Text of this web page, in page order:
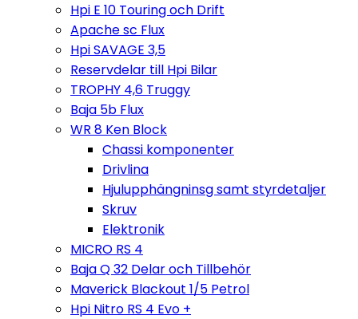
Hpi E 10 Touring och Drift
Apache sc Flux
Hpi SAVAGE 3,5
Reservdelar till Hpi Bilar
TROPHY 4,6 Truggy
Baja 5b Flux
WR 8 Ken Block
Chassi komponenter
Drivlina
Hjulupphängninsg samt styrdetaljer
Skruv
Elektronik
MICRO RS 4
Baja Q 32 Delar och Tillbehör
Maverick Blackout 1/5 Petrol
Hpi Nitro RS 4 Evo +